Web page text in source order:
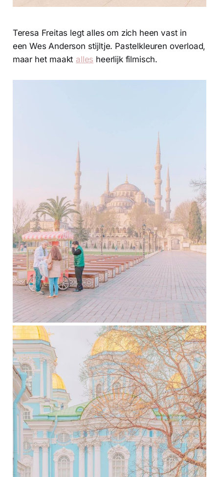
Teresa Freitas legt alles om zich heen vast in
een Wes Anderson stijltje. Pastelkleuren overload,
maar het maakt alles heerlijk filmisch.